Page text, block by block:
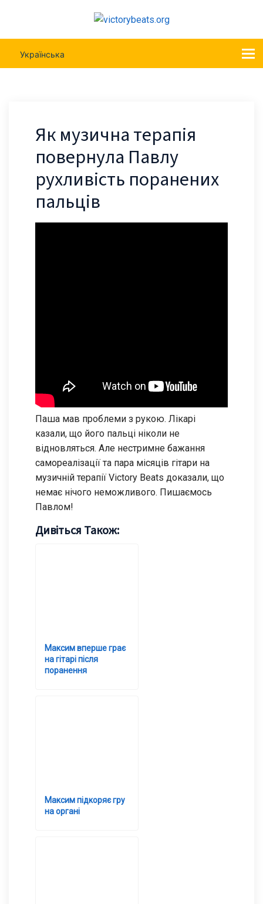
Українська
Як музична терапія
повернула Павлу
рухливість поранених
пальців
Паша мав проблеми з рукою. Лікарі
казали, що його пальці ніколи не
відновляться. Але нестримне бажання
самореалізації та пара місяців гітари на
музичній терапії Victory Beats доказали, що
немає нічого неможливого. Пишаємось
Павлом!
Дивіться Також:
Максим вперше грає
на гітарі після
поранення
Максим підкоряє гру
на органі